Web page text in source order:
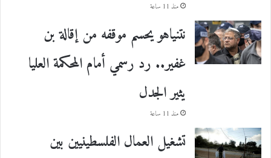
منذ 11 ساعة
نتنياهو يحسم موقفه من إقالة بن
غفير.. رد رسمي أمام المحكمة العليا
يثير الجدل
منذ 11 ساعة
تشغيل العمال الفلسطينيين بين